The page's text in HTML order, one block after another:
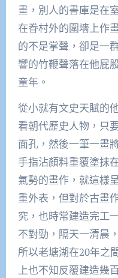
畫，別人的書庫是在
在眷村外的圍墻上作
的不是掌聲，卻是一
響的竹鞭聲落在他屁
童年。
從小就有文史天賦的
看朝代歷史人物，只
面孔，然後一筆一畫
手指沾顏料重覆塗抹
氣勢的畫作，就這樣
重外表，但對於古畫
究，也時常建造完工
不對勁，隔天一清晨
所以老塘湖在20年之
上也不知反覆建造幾